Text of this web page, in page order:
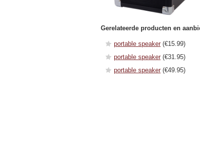
Gerelateerde producten en
portable speaker (€15.99)
portable speaker (€31.95)
portable speaker (€49.95)